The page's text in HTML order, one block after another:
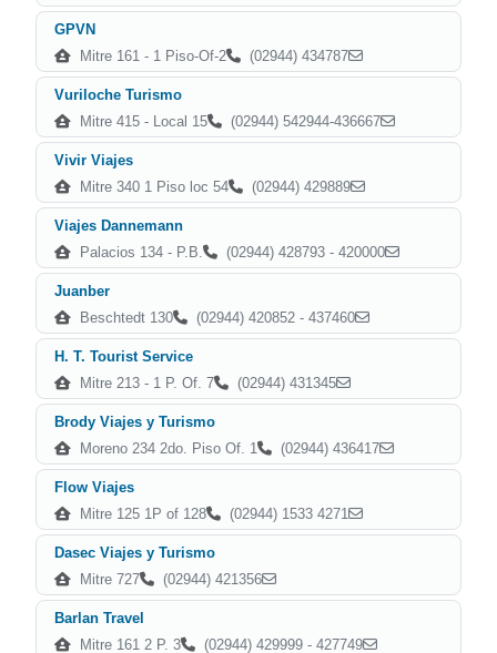
GPVN
Mitre 161 - 1 Piso-Of-2
(02944) 434787
Vuriloche Turismo
Mitre 415 - Local 15
(02944) 542944-436667
Vivir Viajes
Mitre 340 1 Piso loc 54
(02944) 429889
Viajes Dannemann
Palacios 134 - P.B.
(02944) 428793 - 420000
Juanber
Beschtedt 130
(02944) 420852 - 437460
H. T. Tourist Service
Mitre 213 - 1 P. Of. 7
(02944) 431345
Brody Viajes y Turismo
Moreno 234 2do. Piso Of. 1
(02944) 436417
Flow Viajes
Mitre 125 1P of 128
(02944) 1533 4271
Dasec Viajes y Turismo
Mitre 727
(02944) 421356
Barlan Travel
Mitre 161 2 P. 3
(02944) 429999 - 427749